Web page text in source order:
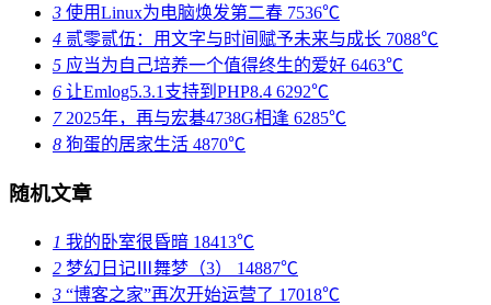
3 使用Linux为电脑焕发第二春 7536℃
4 贰零贰伍：用文字与时间赋予未来与成长 7088℃
5 应当为自己培养一个值得终生的爱好 6463℃
6 让Emlog5.3.1支持到PHP8.4 6292℃
72025年，再与宏碁4738G相逢 6285℃
8 狗蛋的居家生活 4870℃
随机文章
1 我的卧室很昏暗 18413℃
2 梦幻日记Ⅲ舞梦（3） 14887℃
3 “博客之家”再次开始运营了 17018℃